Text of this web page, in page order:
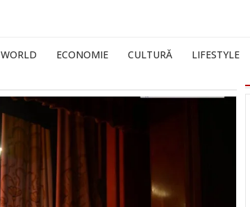
WORLD ECONOMIE CULTURĂ LIFESTYLE